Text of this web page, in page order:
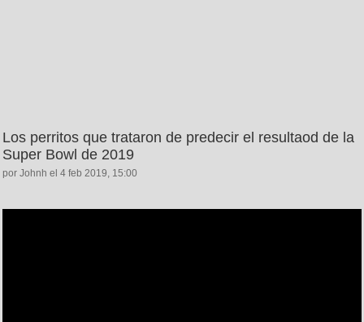
Los perritos que trataron de predecir el resultaod de la
Super Bowl de 2019
por Johnh el 4 feb 2019, 15:00